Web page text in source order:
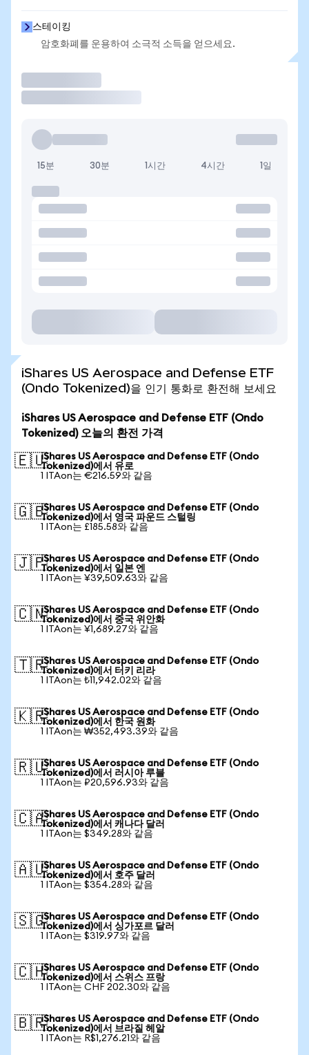
스테이킹
암호화폐를 운용하여 소극적 소득을 얻으세요.
15분 30분 1시간 4시간 1일
iShares US Aerospace and Defense ETF
(Ondo Tokenized)을 인기 통화로 환전해 보세요
iShares US Aerospace and Defense ETF (Ondo
Tokenized) 오늘의 환전 가격
🇪🇺iShares US Aerospace and Defense ETF (Ondo
Tokenized)에서 유로
1 ITAon는 €216.59와 같음
🇬🇧iShares US Aerospace and Defense ETF (Ondo
Tokenized)에서 영국 파운드 스털링
1 ITAon는 £185.58와 같음
🇯🇵iShares US Aerospace and Defense ETF (Ondo
Tokenized)에서 일본 엔
1 ITAon는 ¥39,509.63와 같음
🇨🇳iShares US Aerospace and Defense ETF (Ondo
Tokenized)에서 중국 위안화
1 ITAon는 ¥1,689.27와 같음
🇹🇷iShares US Aerospace and Defense ETF (Ondo
Tokenized)에서 터키 리라
1 ITAon는 ₺11,942.02와 같음
🇰🇷iShares US Aerospace and Defense ETF (Ondo
Tokenized)에서 한국 원화
1 ITAon는 ₩352,493.39와 같음
🇷🇺iShares US Aerospace and Defense ETF (Ondo
Tokenized)에서 러시아 루블
1 ITAon는 ₽20,596.93와 같음
🇨🇦iShares US Aerospace and Defense ETF (Ondo
Tokenized)에서 캐나다 달러
1 ITAon는 $349.28와 같음
🇦🇺iShares US Aerospace and Defense ETF (Ondo
Tokenized)에서 호주 달러
1 ITAon는 $354.28와 같음
🇸🇬iShares US Aerospace and Defense ETF (Ondo
Tokenized)에서 싱가포르 달러
1 ITAon는 $319.97와 같음
🇨🇭iShares US Aerospace and Defense ETF (Ondo
Tokenized)에서 스위스 프랑
1 ITAon는 CHF 202.30와 같음
🇧🇷iShares US Aerospace and Defense ETF (Ondo
Tokenized)에서 브라질 헤알
1 ITAon는 R$1,276.21와 같음